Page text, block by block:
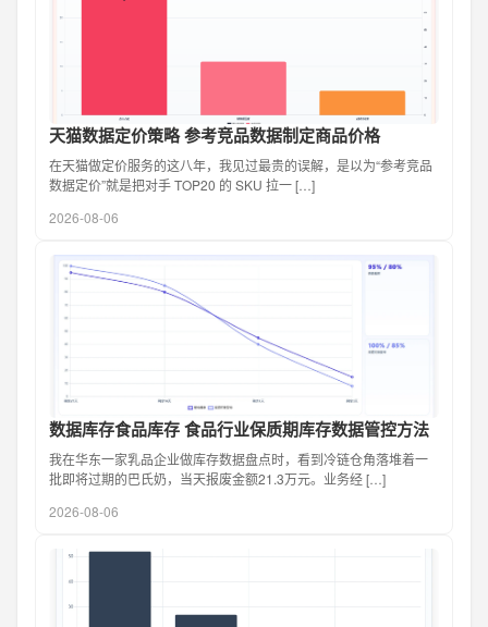
天猫数据定价策略 参考竞品数据制定商品价格
在天猫做定价服务的这八年，我见过最贵的误解，是以为“参考竞品
数据定价”就是把对手 TOP20 的 SKU 拉一 […]
2026-08-06
数据库存食品库存 食品行业保质期库存数据管控方法
我在华东一家乳品企业做库存数据盘点时，看到冷链仓角落堆着一
批即将过期的巴氏奶，当天报废金额21.3万元。业务经 […]
2026-08-06